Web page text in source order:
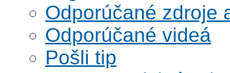
Odporúčané zdroje
Odporúčané videá
Pošli tip